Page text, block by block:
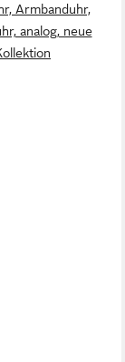
Armbanduhr,
analog, neue